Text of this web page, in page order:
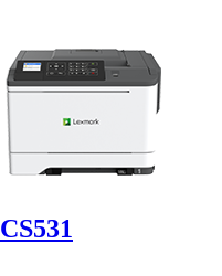
CS531